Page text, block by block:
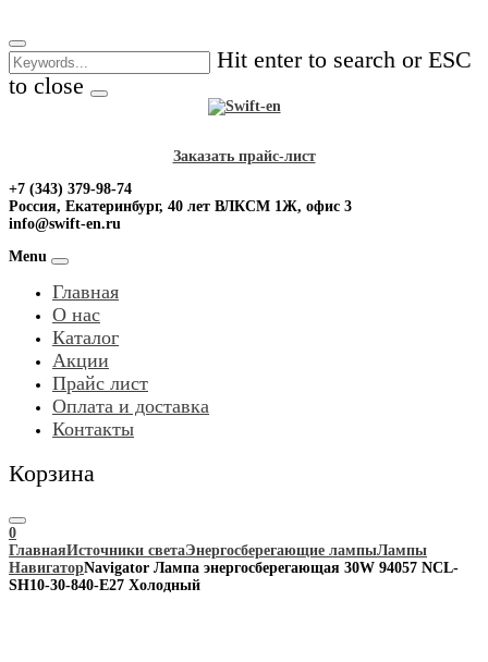
to
content
Hit enter to search or ESC
to close
Заказать прайс-лист
+7 (343) 379-98-74
Россия, Екатеринбург, 40 лет ВЛКСМ 1Ж, офис 3
info@swift-en.ru
Menu
Главная
О нас
Каталог
Акции
Прайс лист
Оплата и доставка
Контакты
Корзина
0
ГлавнаяИсточники светаЭнергосберегающие лампыЛампы
НавигаторNavigator Лампа энергосберегающая 30W 94057 NCL-
SH10-30-840-E27 Холодный